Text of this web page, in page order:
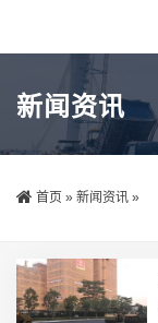
新闻资讯
首页 » 新闻资讯 »